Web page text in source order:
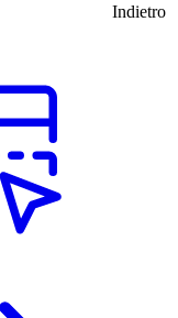
Indietro